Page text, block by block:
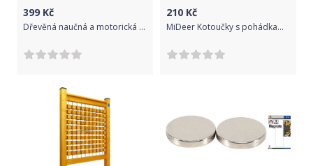
399 Kč
Dřevěná naučná a motorická hra VIII
210 Kč
MiDeer Kotoučky s pohádkami do baterky 3